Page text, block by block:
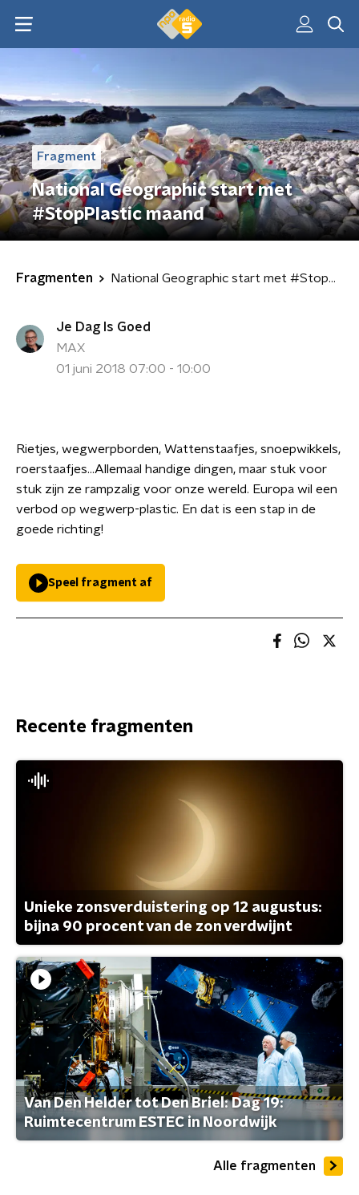
Fragment
National Geographic start met
#StopPlastic maand
Fragmenten National Geographic start met #StopPlastic maand
Je Dag Is Goed
MAX
01 juni 2018 07:00 - 10:00
Rietjes, wegwerpborden, Wattenstaafjes, snoepwikkels,
roerstaafjes…Allemaal handige dingen, maar stuk voor
stuk zijn ze rampzalig voor onze wereld. Europa wil een
verbod op wegwerp-plastic. En dat is een stap in de
goede richting!
Speel fragment af
Recente fragmenten
Unieke zonsverduistering op 12 augustus:
bijna 90 procent van de zon verdwijnt
Van Den Helder tot Den Briel: Dag 19:
Ruimtecentrum ESTEC in Noordwijk
Alle fragmenten